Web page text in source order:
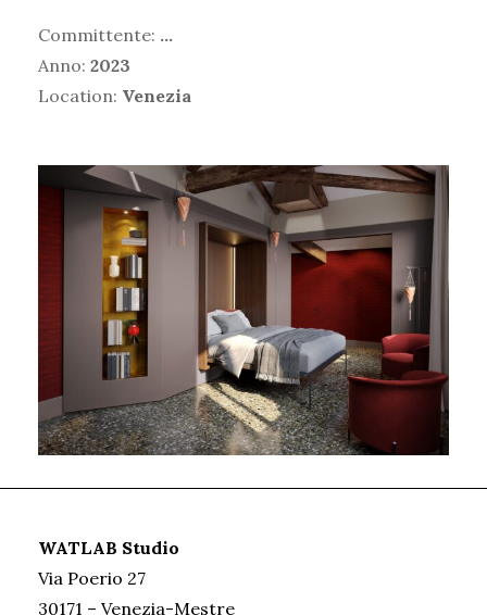
Committente: …
Anno: 2023
Location: Venezia
WATLAB Studio
Via Poerio 27
30171 – Venezia-Mestre